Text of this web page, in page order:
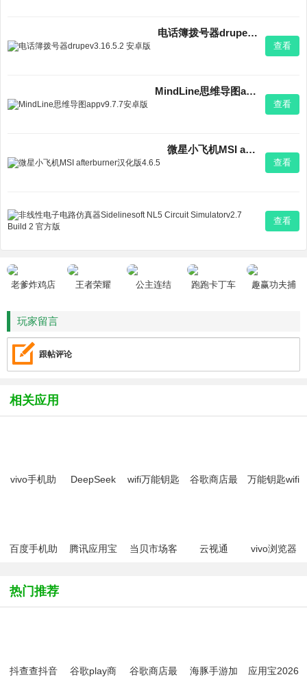
电话簿拨号器drupev3.16.5.2 安卓版
查看
MindLine思维导图appv9.7.7安卓版
查看
微星小飞机MSI afterburner汉化版4.6.5
查看
查看
老爹炸鸡店
王者荣耀 公主连结 跑跑卡丁车
趣赢功夫捕
玩家留言
跟帖评论
相关应用
vivo手机助
DeepSeek
wifi万能钥匙
谷歌商店最
万能钥匙wifi
百度手机助
腾讯应用宝
当贝市场客
云视通
vivo浏览器
热门推荐
抖查查抖音
谷歌play商
谷歌商店最
海豚手游加
应用宝2026